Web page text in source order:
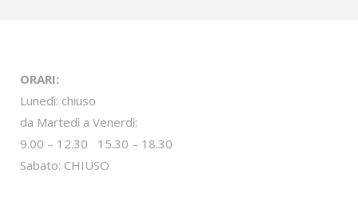
ORARI:
Lunedì: chiuso
da Martedì a Venerdì:
9.00 – 12.30 15.30 – 18.30
Sabato: CHIUSO